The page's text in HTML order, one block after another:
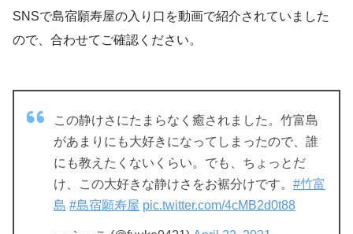
SNSで島宿願寿屋の入り口を動画で紹介されていました
ので、合わせてご確認ください。
この静けさにたまらなく癒されました。竹富島
があまりにも大好きになってしまったので、誰
にも教えたくないくらい。でも、ちょっとだ
け、この大好きな静けさをお裾分けです。 #竹富
島 #島宿願寿屋 pic.twitter.com/4cMB2d0t88